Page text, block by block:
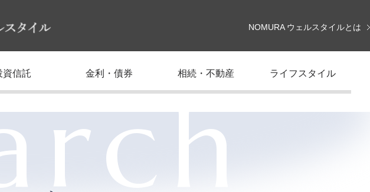
NOMURA ウェルスタイルとは
資信託 金利・債券 相続・不動産 ライフスタイル